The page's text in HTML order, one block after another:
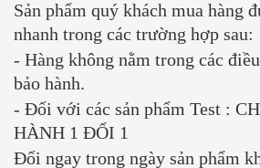
Sản phẩm quý khách mua hàng
nhanh trong các trường hợp sau:
- Hàng không nằm trong các
bảo hành.
- Đối với các sản phẩm Test :
HÀNH 1 ĐỔI 1
Đổi ngay trong ngày sản phẩm